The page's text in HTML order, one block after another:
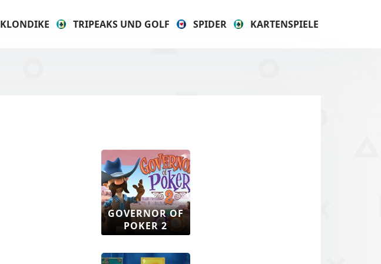
KLONDIKE TRIPEAKS UND GOLF SPIDER KARTENSPIELE
GOVERNOR OF
POKER 2